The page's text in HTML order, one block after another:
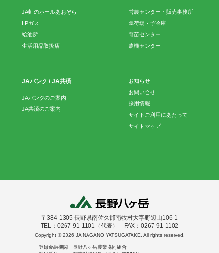
JA虹のホールあおぞら
LPガス
給油所
生活用品取扱店
営農センター・販売事務所
集荷場・予冷庫
育苗センター
農機センター
JAバンク / JA共済
JAバンクのご案内
JA共済のご案内
お知らせ
お問い合せ
採用情報
サイトご利用にあたって
サイトマップ
〒384-1305 長野県南佐久郡南牧村大字野辺山106-1
TEL：0267-91-1101（代表） FAX：0267-91-1102
Copyright ©2026 JA NAGANO YATSUGATAKE. All rights reserved.
登録金融機関 長野八ヶ岳農業協同組合